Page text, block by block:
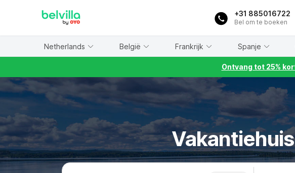
+31 885016722
Bel om te boeken
Netherlands België Frankrijk Spanje
Ontvang tot 25%